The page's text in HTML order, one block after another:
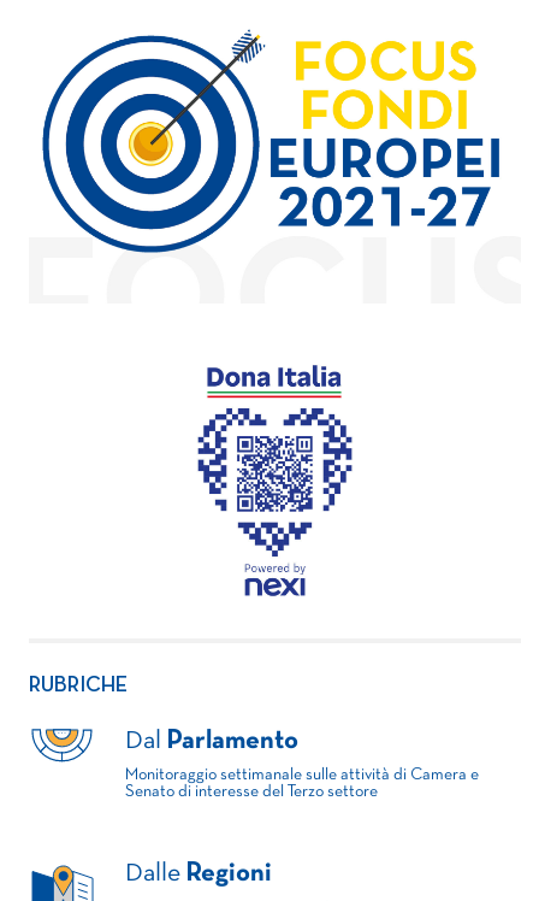
RUBRICHE
Dal Parlamento
Monitoraggio settimanale sulle attività di Camera e
Senato di interesse del Terzo settore
Dalle Regioni